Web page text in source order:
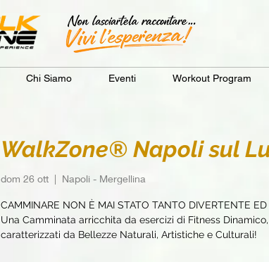
Chi Siamo Eventi Workout Program
WalkZone® Napoli sul
dom 26 ott
  |
Napoli - Mergellina
CAMMINARE NON È MAI STATO TANTO DIVERTENTE
Una Camminata arricchita da esercizi di Fitness
caratterizzati da Bellezze Naturali, Artistiche e Culturali!